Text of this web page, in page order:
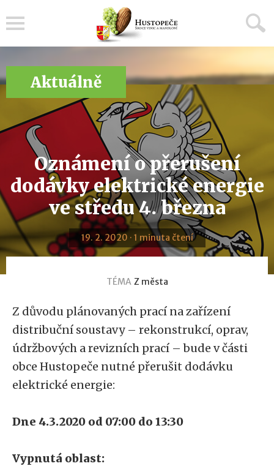
Aktuálně
Oznámení o přerušení
dodávky elektrické energie
ve středu 4. března
19. 2. 2020 · 1 minuta čtení
TÉMA Z města
Z důvodu plánovaných prací na zařízení
distribuční soustavy – rekonstrukcí, oprav,
údržbových a revizních prací – bude v části
obce Hustopeče nutné přerušit dodávku
elektrické energie:
Dne 4.3.2020 od 07:00 do 13:30
Vypnutá oblast: